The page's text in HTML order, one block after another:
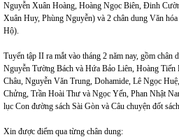
Nguyễn Xuân Hoàng, Hoàng Ngọc Biên, Đinh
Xuân Huy, Phùng Nguyễn) và 2 chân dung Văn
Hộ).
Tuyển tập II ra mắt vào tháng 2 năm nay, gồm chân
Nguyễn Tường Bách và Hứa Bảo Liên, Hoàng
Châu, Nguyễn Văn Trung, Dohamide, Lê Ngọc
Chửng, Trần Hoài Thư và Ngọc Yến, Phan Nhật
lục Con đường sách Sài Gòn và Câu chuyện đốt
Xin được điểm qua từng chân dung: